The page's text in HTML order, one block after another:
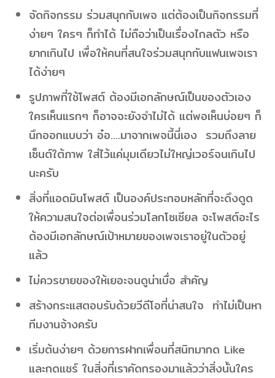
จัดกิจกรรม ร่วมสนุกกับเพจ แต่ต้องเป็นกิจกรรมที่
ง่ายๆ ใครๆ ก็ทำได้ ไม่ถือว่าเป็นเรื่องไกลตัว หรือ
ยากเกินไป เพื่อให้คนที่สนใจร่วมสนุกกับแฟนเพจเรา
ได้ง่ายๆ
รูปภาพที่ใช้โพสต์ ต้องมีเอกลักษณ์เป็นของตัวเอง
ใครเห็นแรกๆ ก็อาจจะยังจำไม่ได้ แต่พอเห็นบ่อยๆ ก็
นึกออกแบบว่า อ๋อ….มาจากเพจนี้นี่เอง รวมถึงลาย
เซ็นต์ใต้ภาพ ใส่ไว้แค่มุมเดียวไม่ใหญ่เวอร์จนเกินไป
นะครับ
สิ่งที่แอดมินโพสต์ เป็นองค์ประกอบหลักที่จะดึงดูด
ให้ความสนใจต่อเพื่อนร่วมโลกโซเซียล จะโพสต์อะไร
ต้องมีเอกลักษณ์เป้าหมายของเพจเราอยู่ในตัวอยู่
แล้ว
ไม่ควรขายของให้เยอะจนดูน่าเบื่อ สำคัญ
สร้างกระแสตอบรับด้วยวีดีโอที่น่าสนใจ ทำไม่เป็นหา
ทีมงานจ้างครับ
เริ่มต้นง่ายๆ ด้วยการฝากเพื่อนที่สนิทมากด Like
และกดแชร์ ในสิ่งที่เราคัดกรองมาแล้วว่าสิ่งนั้นใคร